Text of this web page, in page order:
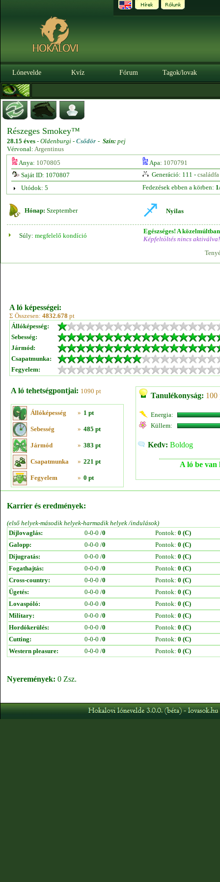
Lónevelde Kvíz Fórum Tagok/lovak
Részeges Smokey™
28.15 éves - Oldenburgi - Csődör - Szín: pej
Vérvonal: Argentinus
Anya: 1070805 Apa: 1070791
Saját ID: 1070807
Generáció: 111 - családfa
Utódok: 5
Fedezések ebben a körben:
Hónap: Szeptember Nyilas
Súly: megfelelő kondíció
Egészséges! A
Képfeltöltés nincs aktiválva!
A ló képességei:
Σ Összesen: 4832.678 pt
Állóképesség:
Sebesség:
Jármód:
Csapatmunka:
Fegyelem:
A ló tehetségpontjai: 1090 pt
Állóképesség » 1 pt
Sebesség » 485 pt
Jármód » 383 pt
Csapatmunka » 221 pt
Fegyelem » 0 pt
Tanulékonyság: 100
Energia:
Küllem:
Kedv: Boldog
A ló be van
Karrier és eredmények:
(első helyek-második helyek-harmadik helyek /indulások)
Díjlovaglás:
0-0-0 /0 Pontok: 0 (C)
Galopp:
0-0-0 /0 Pontok: 0 (C)
Díjugratás:
0-0-0 /0 Pontok: 0 (C)
Fogathajtás:
0-0-0 /0 Pontok: 0 (C)
Cross-country:
0-0-0 /0 Pontok: 0 (C)
Ügetés:
0-0-0 /0 Pontok: 0 (C)
Lovaspóló:
0-0-0 /0 Pontok: 0 (C)
Military:
0-0-0 /0 Pontok: 0 (C)
Hordókerülés:
0-0-0 /0 Pontok: 0 (C)
Cutting:
0-0-0 /0 Pontok: 0 (C)
Western pleasure:
0-0-0 /0 Pontok: 0 (C)
Nyeremények: 0 Zsz.